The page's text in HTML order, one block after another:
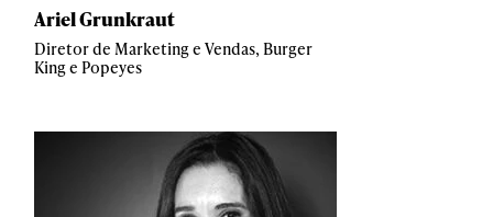
Ariel Grunkraut
Diretor de Marketing e Vendas, Burger
King e Popeyes